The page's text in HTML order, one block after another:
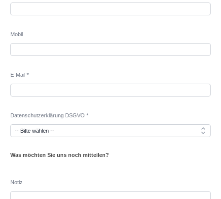
Mobil
E-Mail *
Datenschutzerklärung DSGVO *
Was möchten Sie uns noch mitteilen?
Notiz